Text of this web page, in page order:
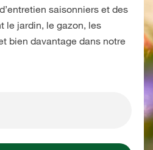
saisonniers et des
le jardin, le gazon, les
bien davantage dans notre